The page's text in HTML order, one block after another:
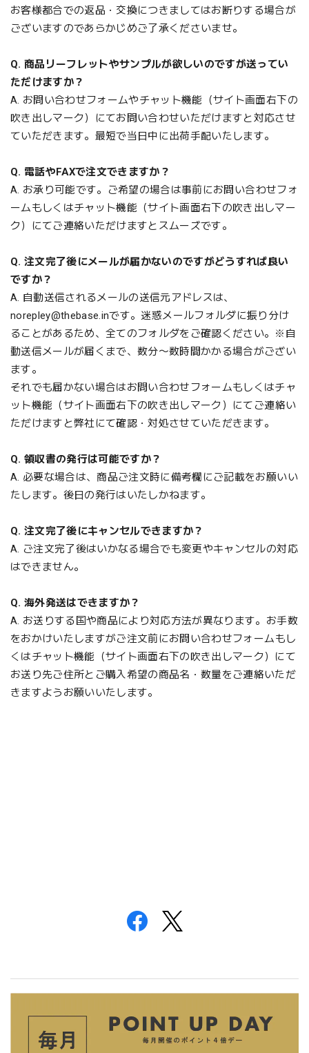
お客様都合での返品・交換につきましてはお断りする場合が
ございますのであらかじめご了承くださいませ。
Q. 商品リーフレットやサンプルが欲しいのですが送ってい
ただけますか？
A. お問い合わせフォームやチャット機能（サイト画面右下の
吹き出しマーク）にてお問い合わせいただけますと対応させ
ていただきます。最短で当日中に出荷手配いたします。
Q. 電話やFAXで注文できますか？
A. お承り可能です。ご希望の場合は事前にお問い合わせフォ
ームもしくはチャット機能（サイト画面右下の吹き出しマー
ク）にてご連絡いただけますとスムーズです。
Q. 注文完了後にメールが届かないのですがどうすれば良い
ですか？
A. 自動送信されるメールの送信元アドレスは、
norepley@thebase.inです。迷惑メールフォルダに振り分け
ることがあるため、全てのフォルダをご確認ください。※自
動送信メールが届くまで、数分〜数時間かかる場合がござい
ます。
それでも届かない場合はお問い合わせフォームもしくはチャ
ット機能（サイト画面右下の吹き出しマーク）にてご連絡い
ただけますと弊社にて確認・対処させていただきます。
Q. 領収書の発行は可能ですか？
A. 必要な場合は、商品ご注文時に備考欄にご記載をお願いい
たします。後日の発行はいたしかねます。
Q. 注文完了後にキャンセルできますか？
A. ご注文完了後はいかなる場合でも変更やキャンセルの対応
はできません。
Q. 海外発送はできますか？
A. お送りする国や商品により対応方法が異なります。お手数
をおかけいたしますがご注文前にお問い合わせフォームもし
くはチャット機能（サイト画面右下の吹き出しマーク）にて
お送り先ご住所とご購入希望の商品名・数量をご連絡いただ
きますようお願いいたします。